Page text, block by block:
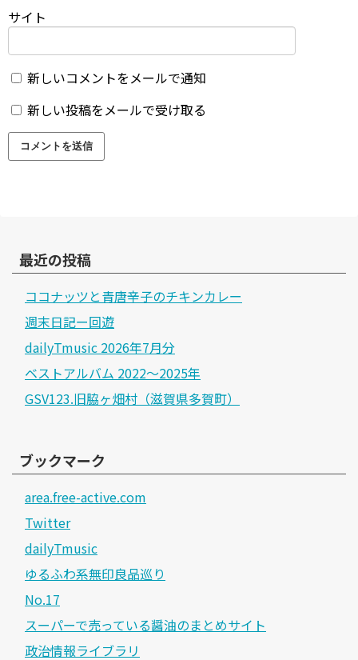
サイト
新しいコメントをメールで通知
新しい投稿をメールで受け取る
最近の投稿
ココナッツと青唐辛子のチキンカレー
週末日記ー回遊
dailyTmusic 2026年7月分
ベストアルバム 2022～2025年
GSV123.旧脇ヶ畑村（滋賀県多賀町）
ブックマーク
area.free-active.com
Twitter
dailyTmusic
ゆるふわ系無印良品巡り
No.17
スーパーで売っている醤油のまとめサイト
政治情報ライブラリ